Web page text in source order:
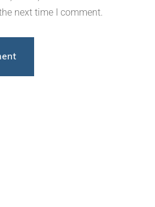
next time I comment.